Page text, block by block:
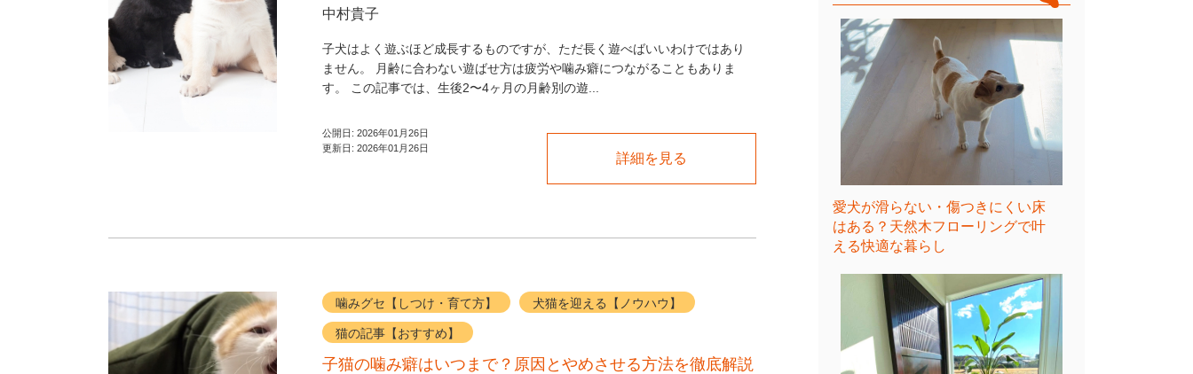
中村貴子
子犬はよく遊ぶほど成長するものですが、ただ長く遊べばいいわけではあり
ません。 月齢に合わない遊ばせ方は疲労や噛み癖につながることもありま
す。 この記事では、生後2〜4ヶ月の月齢別の遊...
公開日: 2026年01月26日
更新日: 2026年01月26日
詳細を見る
噛みグセ【しつけ・育て方】 犬猫を迎える【ノウハウ】
猫の記事【おすすめ】
子猫の噛み癖はいつまで？原因とやめさせる方法を徹底解説
愛犬が滑らない・傷つきにくい床
はある？天然木フローリングで叶
える快適な暮らし